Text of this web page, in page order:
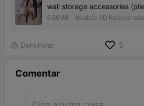
wall storage accessories
6.86MB Modelo 3D Relacionado
 Denunciar 5
Comentar